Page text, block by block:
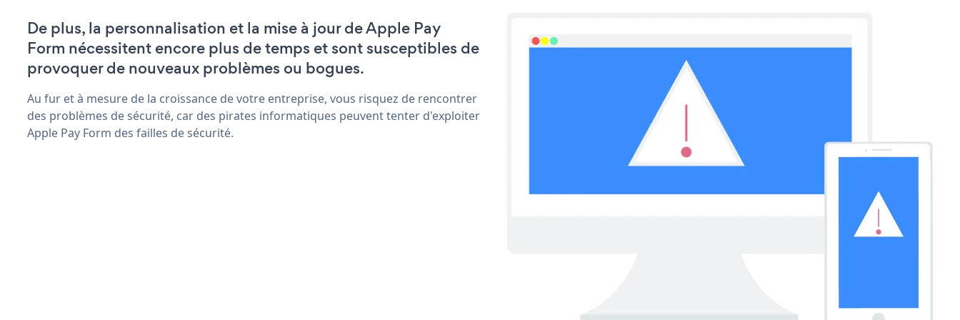
De plus, la personnalisation et la mise à jour de Apple Pay
Form nécessitent encore plus de temps et sont susceptibles de
provoquer de nouveaux problèmes ou bogues.
Au fur et à mesure de la croissance de votre entreprise, vous risquez de rencontrer
des problèmes de sécurité, car des pirates informatiques peuvent tenter d'exploiter
Apple Pay Form des failles de sécurité.